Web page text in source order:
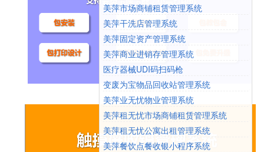
美萍市场商铺租赁管理系统
美萍干洗店管理系统
美萍固定资产管理系统
美萍商业进销存管理系统
医疗器械UDI码扫码枪
变废为宝物品回收站管理系统
美萍业无忧物业管理系统
美萍租无忧市场商铺租赁管理系统
美萍租无忧公寓出租管理系统
美萍餐饮点餐收银小程序系统